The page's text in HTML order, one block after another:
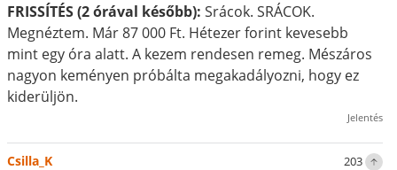
FRISSÍTÉS (2 órával később): Srácok. SRÁCOK.
Megnéztem. Már 87 000 Ft. Hétezer forint kevesebb
mint egy óra alatt. A kezem rendesen remeg. Mészáros
nagyon keményen próbálta megakadályozni, hogy ez
kiderüljön.
Jelentés
203
Csilla_K